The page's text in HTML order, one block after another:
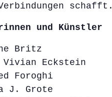
schafft.
und Künstler
Britz
Eckstein
Foroghi
J. Grote